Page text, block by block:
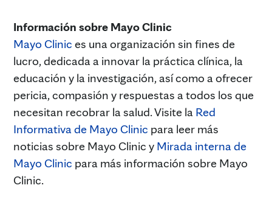
Información sobre Mayo Clinic
Mayo Clinic es una organización sin fines de
lucro, dedicada a innovar la práctica clínica, la
educación y la investigación, así como a ofrecer
pericia, compasión y respuestas a todos los que
necesitan recobrar la salud. Visite la Red
Informativa de Mayo Clinic para leer más
noticias sobre Mayo Clinic y Mirada interna de
Mayo Clinic para más información sobre Mayo
Clinic.